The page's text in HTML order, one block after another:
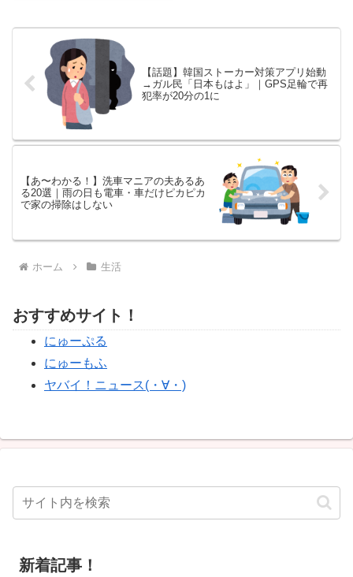
【話題】韓国ストーカー対策アプリ始動
→ガル民「日本もはよ」｜GPS足輪で再
犯率が20分の1に
【あ〜わかる！】洗車マニアの夫あるあ
る20選｜雨の日も電車・車だけピカピカ
で家の掃除はしない
ホーム 生活
おすすめサイト！
にゅーぷる
にゅーもふ
ヤバイ！ニュース(・∀・)
新着記事！